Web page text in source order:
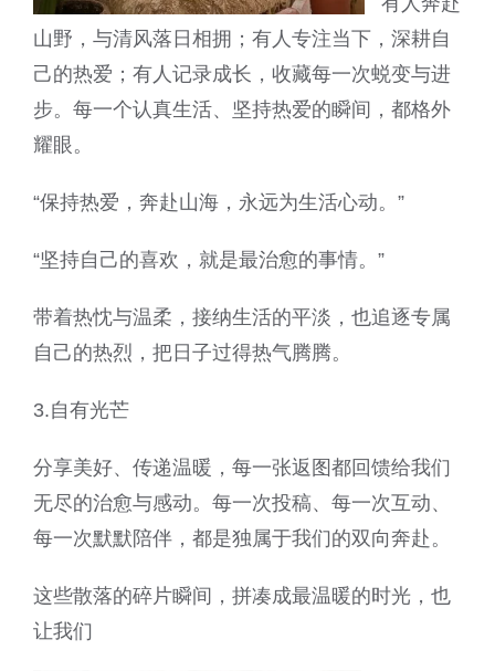
山野，与清风落日相拥；有人专注当下，深耕自
己的热爱；有人记录成长，收藏每一次蜕变与进
步。每一个认真生活、坚持热爱的瞬间，都格外
耀眼。
“保持热爱，奔赴山海，永远为生活心动。”
“坚持自己的喜欢，就是最治愈的事情。”
带着热忱与温柔，接纳生活的平淡，也追逐专属
自己的热烈，把日子过得热气腾腾。
3.自有光芒
分享美好、传递温暖，每一张返图都回馈给我们
无尽的治愈与感动。每一次投稿、每一次互动、
每一次默默陪伴，都是独属于我们的双向奔赴。
这些散落的碎片瞬间，拼凑成最温暖的时光，也
让我们